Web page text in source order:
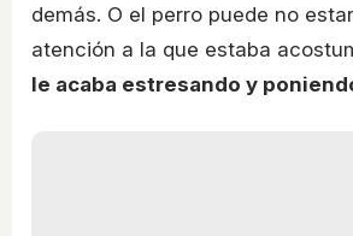
demás. O el perro puede no
atención a la que estaba
le acaba estresando y